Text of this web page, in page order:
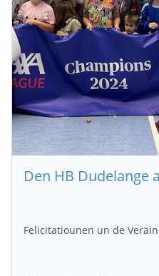
Felicitatiounen un de